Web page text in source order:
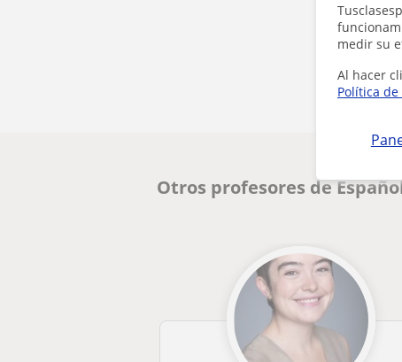
medir su
Al hacer
Política
Otros profesores de